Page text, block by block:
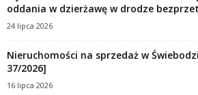
oddania w dzierżawę w drodze
24 lipca 2026
Nieruchomości na sprzedaż w
37/2026]
16 lipca 2026